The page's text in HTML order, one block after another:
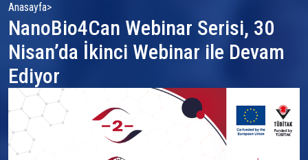
Anasayfa
NanoBio4Can Webinar Serisi, 30
Nisan’da İkinci Webinar ile Devam
Ediyor